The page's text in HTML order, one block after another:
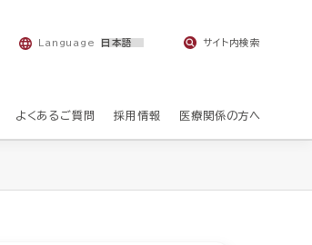
よくあるご質問 採用情報 医療関係の方へ
Language サイト内検索